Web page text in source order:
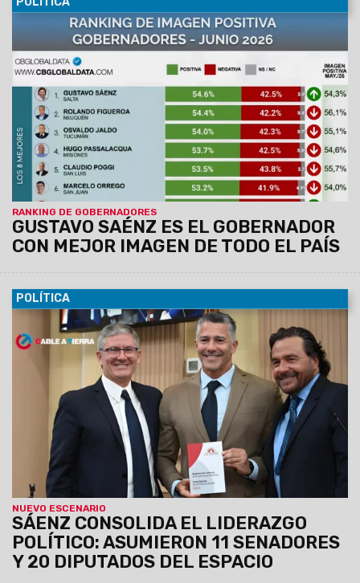
FINDE DE ALTO VOLTAJE POLÍTICO
ADORNI DEL GOBIERNO NACIONAL
26/06/2026
El Presidente Javier Milei retorna este sábado
a la Argentina de su viaje a España, y podrían generarse
definiciones sobre la inminente salida del todavía Jefe de
Gabinete. Karina Milei, se reunió esta tarde con el Ministro del
Interior, Diego Santilli; con Martín Menem; con Toto Caputo; y
con el Canciller, Pablo Quirno.El Caso Adorni le generó un
tremendo desgaste político al Gobierno Nacional, en
medio de la investigación de la Justicia y la crítica
masiva del Congreso.
POLÍTICA
RANKING DE GOBERNADORES
GUSTAVO SAÉNZ ES EL GOBERNADOR
16/06/2026 Así se desprende del estudio que hace CB
Global Data desde 2020. Evalúa las imágenes de los 24
mandatarios locales en sus provincias.El Gobernador de
Salta, Gustavo Sáenz alcanza un 54,6% de imagen
positiva: en el otro extremo, Axel Kicillof quedó en el
último lugar.